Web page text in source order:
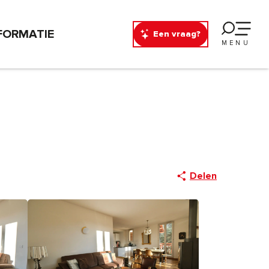
Een vraag?
MENU
Delen